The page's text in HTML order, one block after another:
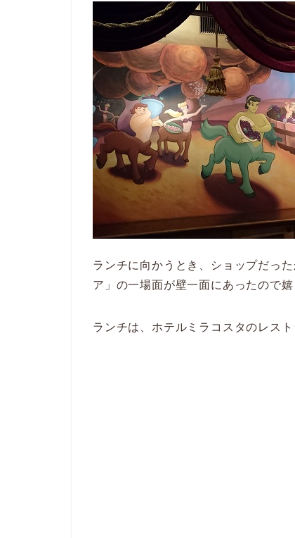
ランチに向かうとき、ショップだっ
ア」の一場面が壁一面にあったので
ランチは、ホテルミラコスタのレスト